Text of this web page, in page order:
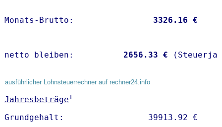
Monats-Brutto: 3326.16 €
netto bleiben: 2656.33 €
ausführlicher Lohnsteuerrechner auf rechner24.info
Jahresbeträge1